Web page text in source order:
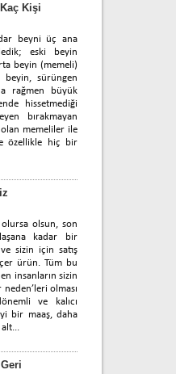
Kişi
beyni üç ana
eski beyin
beyin (memeli)
sürüngen
rağmen büyük
hissetmediği
bırakmayan
olan memeliler ile
özellikle hiç bir
olsun, son
kadar bir
ve sizin için satış
ürün. Tüm bu
insanların sizin
olması
ve kalıcı
bir maaş, daha